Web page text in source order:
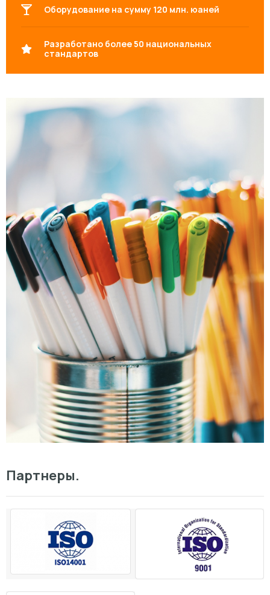
Оборудование на сумму 120 млн. юаней
Разработано более 50 национальных
стандартов
Партнеры.